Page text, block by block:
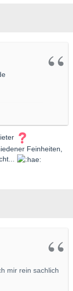
Feinheiten,
mir rein sachlich